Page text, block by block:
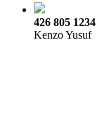
426 805 1234
Kenzo Yusuf